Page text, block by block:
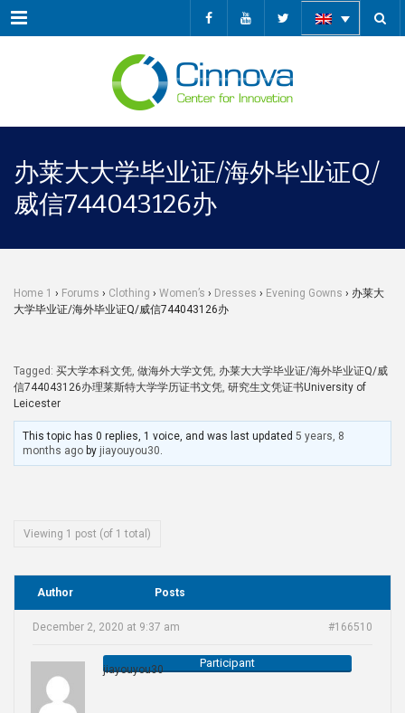
Menu
办莱大大学毕业证/海外毕业证Q/
威信744043126办
Home 1 › Forums › Clothing › Women’s › Dresses › Evening Gowns › 办莱大
大学毕业证/海外毕业证Q/威信744043126办
Tagged: 买大学本科文凭, 做海外大学文凭, 办莱大大学毕业证/海外毕业证Q/威
信744043126办理莱斯特大学学历证书文凭, 研究生文凭证书University of
Leicester
This topic has 0 replies, 1 voice, and was last updated5 years, 8
months ago by jiayouyou30.
Viewing 1 post (of 1 total)
Author Posts
December 2, 2020 at 9:37 am #166510
jiayouyou30 Participant